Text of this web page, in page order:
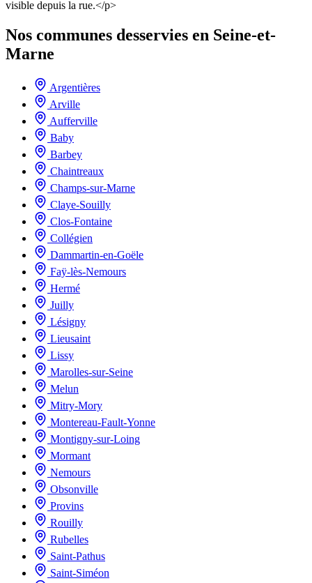
visible depuis la rue.</p>
Nos communes desservies en Seine-et-
Marne
Argentières
Arville
Aufferville
Baby
Barbey
Chaintreaux
Champs-sur-Marne
Claye-Souilly
Clos-Fontaine
Collégien
Dammartin-en-Goële
Faÿ-lès-Nemours
Hermé
Juilly
Lésigny
Lieusaint
Lissy
Marolles-sur-Seine
Melun
Mitry-Mory
Montereau-Fault-Yonne
Montigny-sur-Loing
Mormant
Nemours
Obsonville
Provins
Rouilly
Rubelles
Saint-Pathus
Saint-Siméon